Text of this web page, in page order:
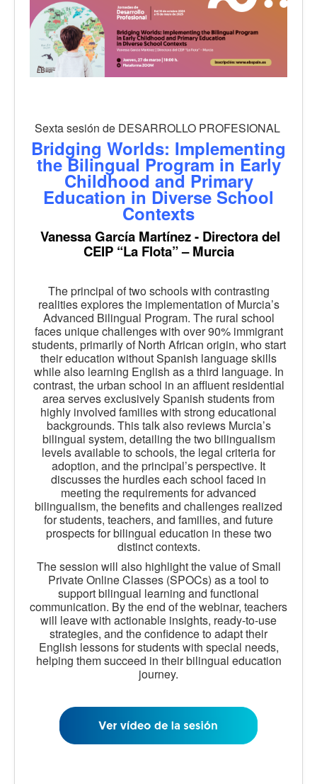
Sexta sesión de DESARROLLO PROFESIONAL
Bridging Worlds: Implementing
the Bilingual Program in Early
Childhood and Primary
Education in Diverse School
Contexts
Vanessa García Martínez - Directora del
CEIP “La Flota” – Murcia
The principal of two schools with contrasting
realities explores the implementation of Murcia’s
Advanced Bilingual Program. The rural school
faces unique challenges with over 90% immigrant
students, primarily of North African origin, who start
their education without Spanish language skills
while also learning English as a third language. In
contrast, the urban school in an affluent residential
area serves exclusively Spanish students from
highly involved families with strong educational
backgrounds. This talk also reviews Murcia’s
bilingual system, detailing the two bilingualism
levels available to schools, the legal criteria for
adoption, and the principal’s perspective. It
discusses the hurdles each school faced in
meeting the requirements for advanced
bilingualism, the benefits and challenges realized
for students, teachers, and families, and future
prospects for bilingual education in these two
distinct contexts.
The session will also highlight the value of Small
Private Online Classes (SPOCs) as a tool to
support bilingual learning and functional
communication. By the end of the webinar, teachers
will leave with actionable insights, ready-to-use
strategies, and the confidence to adapt their
English lessons for students with special needs,
helping them succeed in their bilingual education
journey.